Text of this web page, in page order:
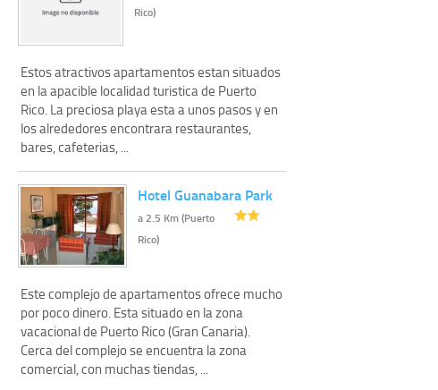
Rico)
Estos atractivos apartamentos estan situados
en la apacible localidad turistica de Puerto
Rico. La preciosa playa esta a unos pasos y en
los alrededores encontrara restaurantes,
bares, cafeterias, ...
Hotel Guanabara Park
a 2.5 Km (Puerto
Rico)
Este complejo de apartamentos ofrece mucho
por poco dinero. Esta situado en la zona
vacacional de Puerto Rico (Gran Canaria).
Cerca del complejo se encuentra la zona
comercial, con muchas tiendas, ...